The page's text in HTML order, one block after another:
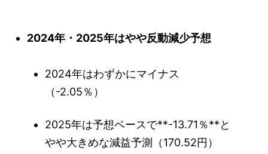
2024年・2025年はやや反動減少予想
2024年はわずかにマイナス
（-2.05％）
2025年は予想ベースで**-13.71％**と
やや大きめな減益予測（170.52円）